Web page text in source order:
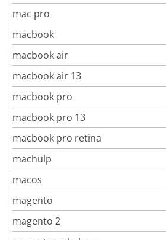
mac pro
macbook
macbook air
macbook air 13
macbook pro
macbook pro 13
macbook pro retina
machulp
macos
magento
magento 2